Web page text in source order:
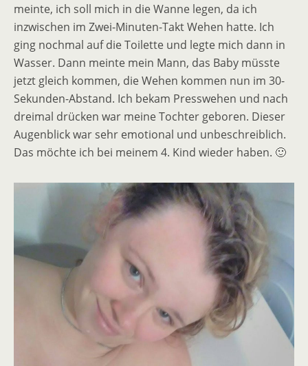
meinte, ich soll mich in die Wanne legen, da ich
inzwischen im Zwei-Minuten-Takt Wehen hatte. Ich
ging nochmal auf die Toilette und legte mich dann in
Wasser. Dann meinte mein Mann, das Baby müsste
jetzt gleich kommen, die Wehen kommen nun im 30-
Sekunden-Abstand. Ich bekam Presswehen und nach
dreimal drücken war meine Tochter geboren. Dieser
Augenblick war sehr emotional und unbeschreiblich.
Das möchte ich bei meinem 4. Kind wieder haben. 🙂